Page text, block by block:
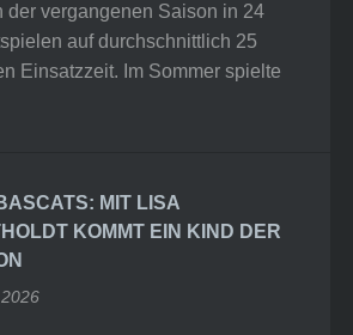
der vergangenen Saison in 24
auf durchschnittlich 25
Einsatzzeit. Im Sommer spielte
MIT LISA
KOMMT EIN KIND DER